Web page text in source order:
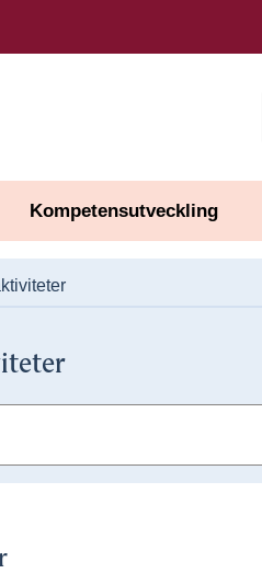
Kompetensutveckling